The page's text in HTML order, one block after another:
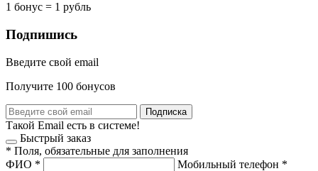
1 бонус = 1 рубль
Подпишись
Введите свой email
Получите 100 бонусов
Подписка
Такой Email есть в системе!
Быстрый заказ
* Поля, обязательные для заполнения
ФИО * Мобильный телефон *